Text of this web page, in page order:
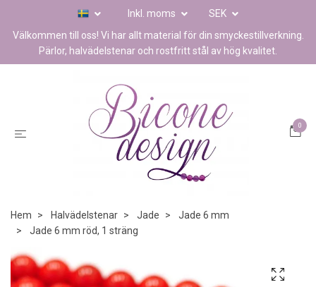
Inkl. moms
SEK
Välkommen till oss! Vi har allt material för din smyckestillverkning.
Pärlor, halvädelstenar och rostfritt stål av hög kvalitet.
0
Hem Halvädelstenar Jade
Jade 6 mm
Jade 6 mm röd, 1 sträng